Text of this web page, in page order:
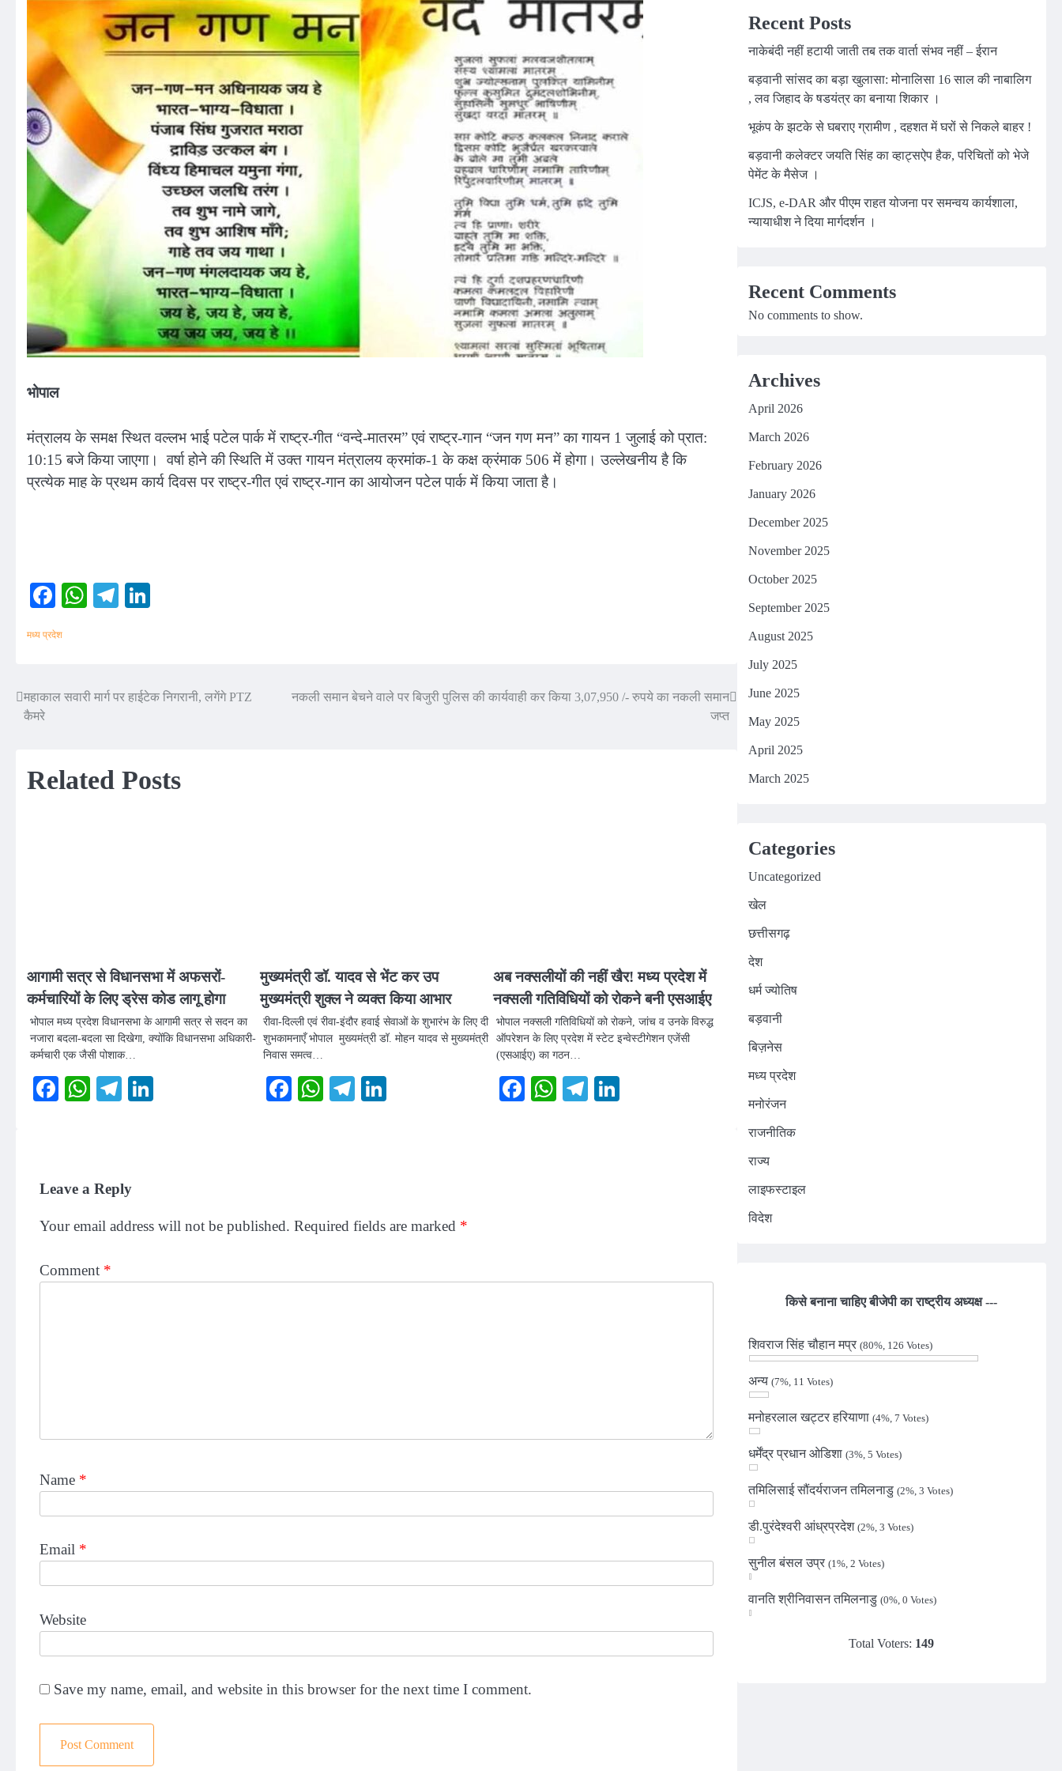
भोपाल
मंत्रालय के समक्ष स्थित वल्लभ भाई पटेल पार्क में राष्ट्र-गीत “वन्दे-मातरम” एवं राष्ट्र-गान “जन गण मन” का गायन 1 जुलाई को प्रात:
10:15 बजे किया जाएगा। वर्षा होने की स्थिति में उक्त गायन मंत्रालय क्रमांक-1 के कक्ष क्रंमाक 506 में होगा। उल्लेखनीय है कि
प्रत्येक माह के प्रथम कार्य दिवस पर राष्ट्र-गीत एवं राष्ट्र-गान का आयोजन पटेल पार्क में किया जाता है।
Facebook
WhatsApp
Telegram
मध्य प्रदेश
Post
महाकाल सवारी मार्ग पर हाईटेक निगरानी, लगेंगे PTZ
कैमरे
नकली समान बेचने वाले पर बिजुरी पुलिस की कार्यवाही कर किया 3,07,950 /- रुपये का नकली समान
जप्त
Related Posts
आगामी सत्र से विधानसभा में अफसरों-
कर्मचारियों के लिए ड्रेस कोड लागू होगा
भोपाल मध्य प्रदेश विधानसभा के आगामी सत्र से सदन का
नजारा बदला-बदला सा दिखेगा, क्योंकि विधानसभा अधिकारी-
कर्मचारी एक जैसी पोशाक…
Facebook
WhatsApp
Telegram
मुख्यमंत्री डॉ. यादव से भेंट कर उप
मुख्यमंत्री शुक्ल ने व्यक्त किया आभार
रीवा-दिल्ली एवं रीवा-इंदौर हवाई सेवाओं के शुभारंभ के लिए दी
शुभकामनाएँ भोपाल मुख्यमंत्री डॉ. मोहन यादव से मुख्यमंत्री
निवास समत्व…
Facebook
WhatsApp
Telegram
अब नक्सलीयों की नहीं खैर! मध्य प्रदेश में
नक्सली गतिविधियों को रोकने बनी एसआईए
भोपाल नक्सली गतिविधियों को रोकने, जांच व उनके विरुद्ध
ऑपरेशन के लिए प्रदेश में स्टेट इन्वेस्टीगेशन एजेंसी
(एसआईए) का गठन…
Facebook
WhatsApp
Telegram
Leave a Reply
Your email address will not be published. Required fields are marked *
Comment *
Name *
Email *
Website
Save my name, email, and website in this browser for the next time I comment.
Recent Posts
नाकेबंदी नहीं हटायी जाती तब तक वार्ता संभव नहीं – ईरान
बड़वानी सांसद का बड़ा खुलासा: मोनालिसा 16 साल की नाबालिग
, लव जिहाद के षडयंत्र का बनाया शिकार ।
भूकंप के झटके से घबराए ग्रामीण , दहशत में घरों से निकले बाहर !
बड़वानी कलेक्टर जयति सिंह का व्हाट्सऐप हैक, परिचितों को भेजे
पेमेंट के मैसेज ।
ICJS, e-DAR और पीएम राहत योजना पर समन्वय कार्यशाला,
न्यायाधीश ने दिया मार्गदर्शन ।
Recent Comments
No comments to show.
Archives
April 2026
March 2026
February 2026
January 2026
December 2025
November 2025
October 2025
September 2025
August 2025
July 2025
June 2025
May 2025
April 2025
March 2025
Categories
Uncategorized
खेल
छत्तीसगढ़
देश
धर्म ज्योतिष
बड़वानी
बिज़नेस
मध्य प्रदेश
मनोरंजन
राजनीतिक
राज्य
लाइफस्टाइल
विदेश
किसे बनाना चाहिए बीजेपी का राष्ट्रीय अध्यक्ष ---
शिवराज सिंह चौहान मप्र (80%, 126 Votes)
अन्य (7%, 11 Votes)
मनोहरलाल खट्टर हरियाणा (4%, 7 Votes)
धर्मेंद्र प्रधान ओडिशा (3%, 5 Votes)
तमिलिसाई सौंदर्यराजन तमिलनाडु (2%, 3 Votes)
डी.पुरंदेश्वरी आंध्रप्रदेश (2%, 3 Votes)
सुनील बंसल उप्र (1%, 2 Votes)
वानति श्रीनिवासन तमिलनाडु (0%, 0 Votes)
Total Voters: 149